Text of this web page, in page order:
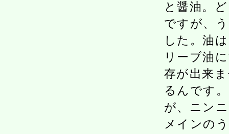
と醤油。
ですが、
した。油
リーブ油
存が出来
るんです
が、ニン
メインの